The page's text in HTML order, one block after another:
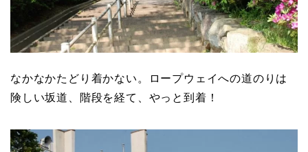
なかなかたどり着かない。ロープウェイへの道のりは
険しい坂道、階段を経て、やっと到着！